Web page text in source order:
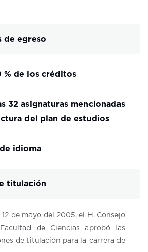
de egreso
% de los créditos
32 asignaturas mencionadas
del plan de estudios
idioma
titulación
12 de mayo del 2005, el H. Consejo
de Ciencias aprobó las
de titulación para la carrera de